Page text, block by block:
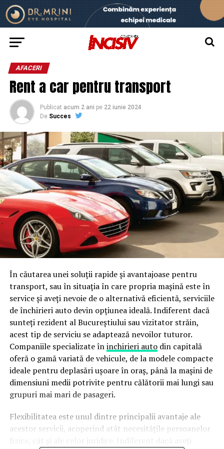
AFACERI
Rent a car pentru transport
Publicat acum 2 ani pe 22 iunie 2024
De Succes
În căutarea unei soluții rapide și avantajoase pentru
transport, sau în situația în care propria mașină este în
service și aveți nevoie de o alternativă eficientă, serviciile
de închirieri auto devin opțiunea ideală. Indiferent dacă
sunteți rezident al Bucureștiului sau vizitator străin,
acest tip de serviciu se adaptează nevoilor tuturor.
Companiile specializate îninchirieri autodin capitală
oferă o gamă variată de vehicule, de la modele compacte
ideale pentru deplasări ușoare în oraș, până la mașini de
dimensiuni medii potrivite pentru călătorii mai lungi sau
grupuri mai mari de pasageri.
Flexibilitatea este unul dintre principalii avantaje ale
acestor servicii, acoperind atât necesitățile persoanelor